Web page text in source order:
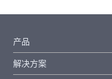
产品
解决方案